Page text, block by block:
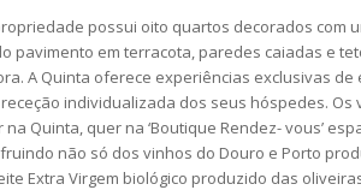
possui oito quartos decorados com
pavimento em terracota, paredes caiadas e
A Quinta oferece experiências exclusivas
individualizada dos seus hóspedes.
Quinta, quer na ‘Boutique Rendez- vous’
não só dos vinhos do Douro e Porto
Extra Virgem biológico produzido das